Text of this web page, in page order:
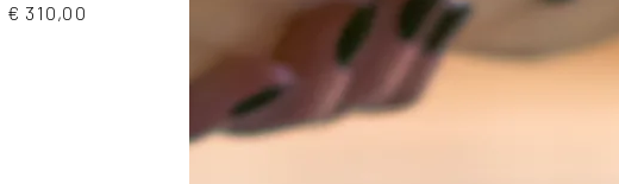
€ 310,00